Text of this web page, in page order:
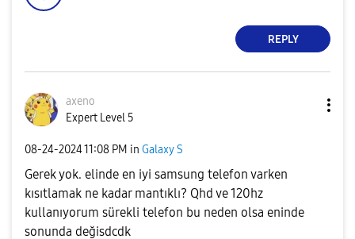
REPLY
axeno
Expert Level 5
‎08-24-202411:08 PM in Galaxy S
Gerek yok. elinde en iyi samsung telefon varken
kısıtlamak ne kadar mantıklı? Qhd ve 120hz
kullanıyorum sürekli telefon bu neden olsa eninde
sonunda değisdcdk